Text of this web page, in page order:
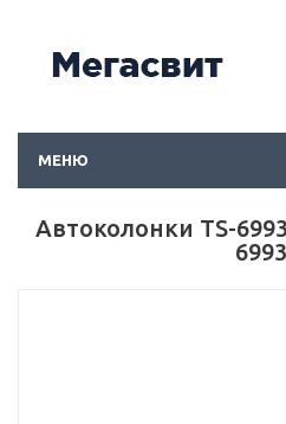
МЕНЮ
Автоколонки TS-